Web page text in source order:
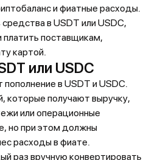
и фиатные расходы.
в USDT или USDC,
платить поставщикам,
картой.
или USDC
в USDT и USDC.
которые получают выручку,
или операционные
но при этом должны
расходы в фиате.
раз вручную конвертировать